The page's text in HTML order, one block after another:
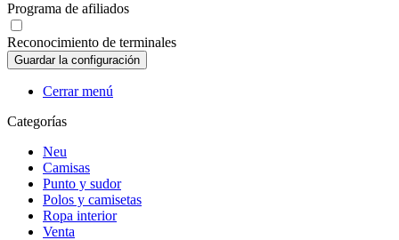
Programa de afiliados
Reconocimiento de terminales
Cerrar menú
Categorías
Neu
Camisas
Punto y sudor
Polos y camisetas
Ropa interior
Venta